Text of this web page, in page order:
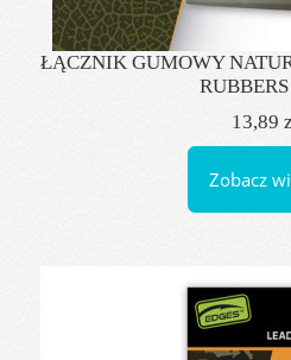
ŁĄCZNIK GUMOWY
13,89
Zobacz